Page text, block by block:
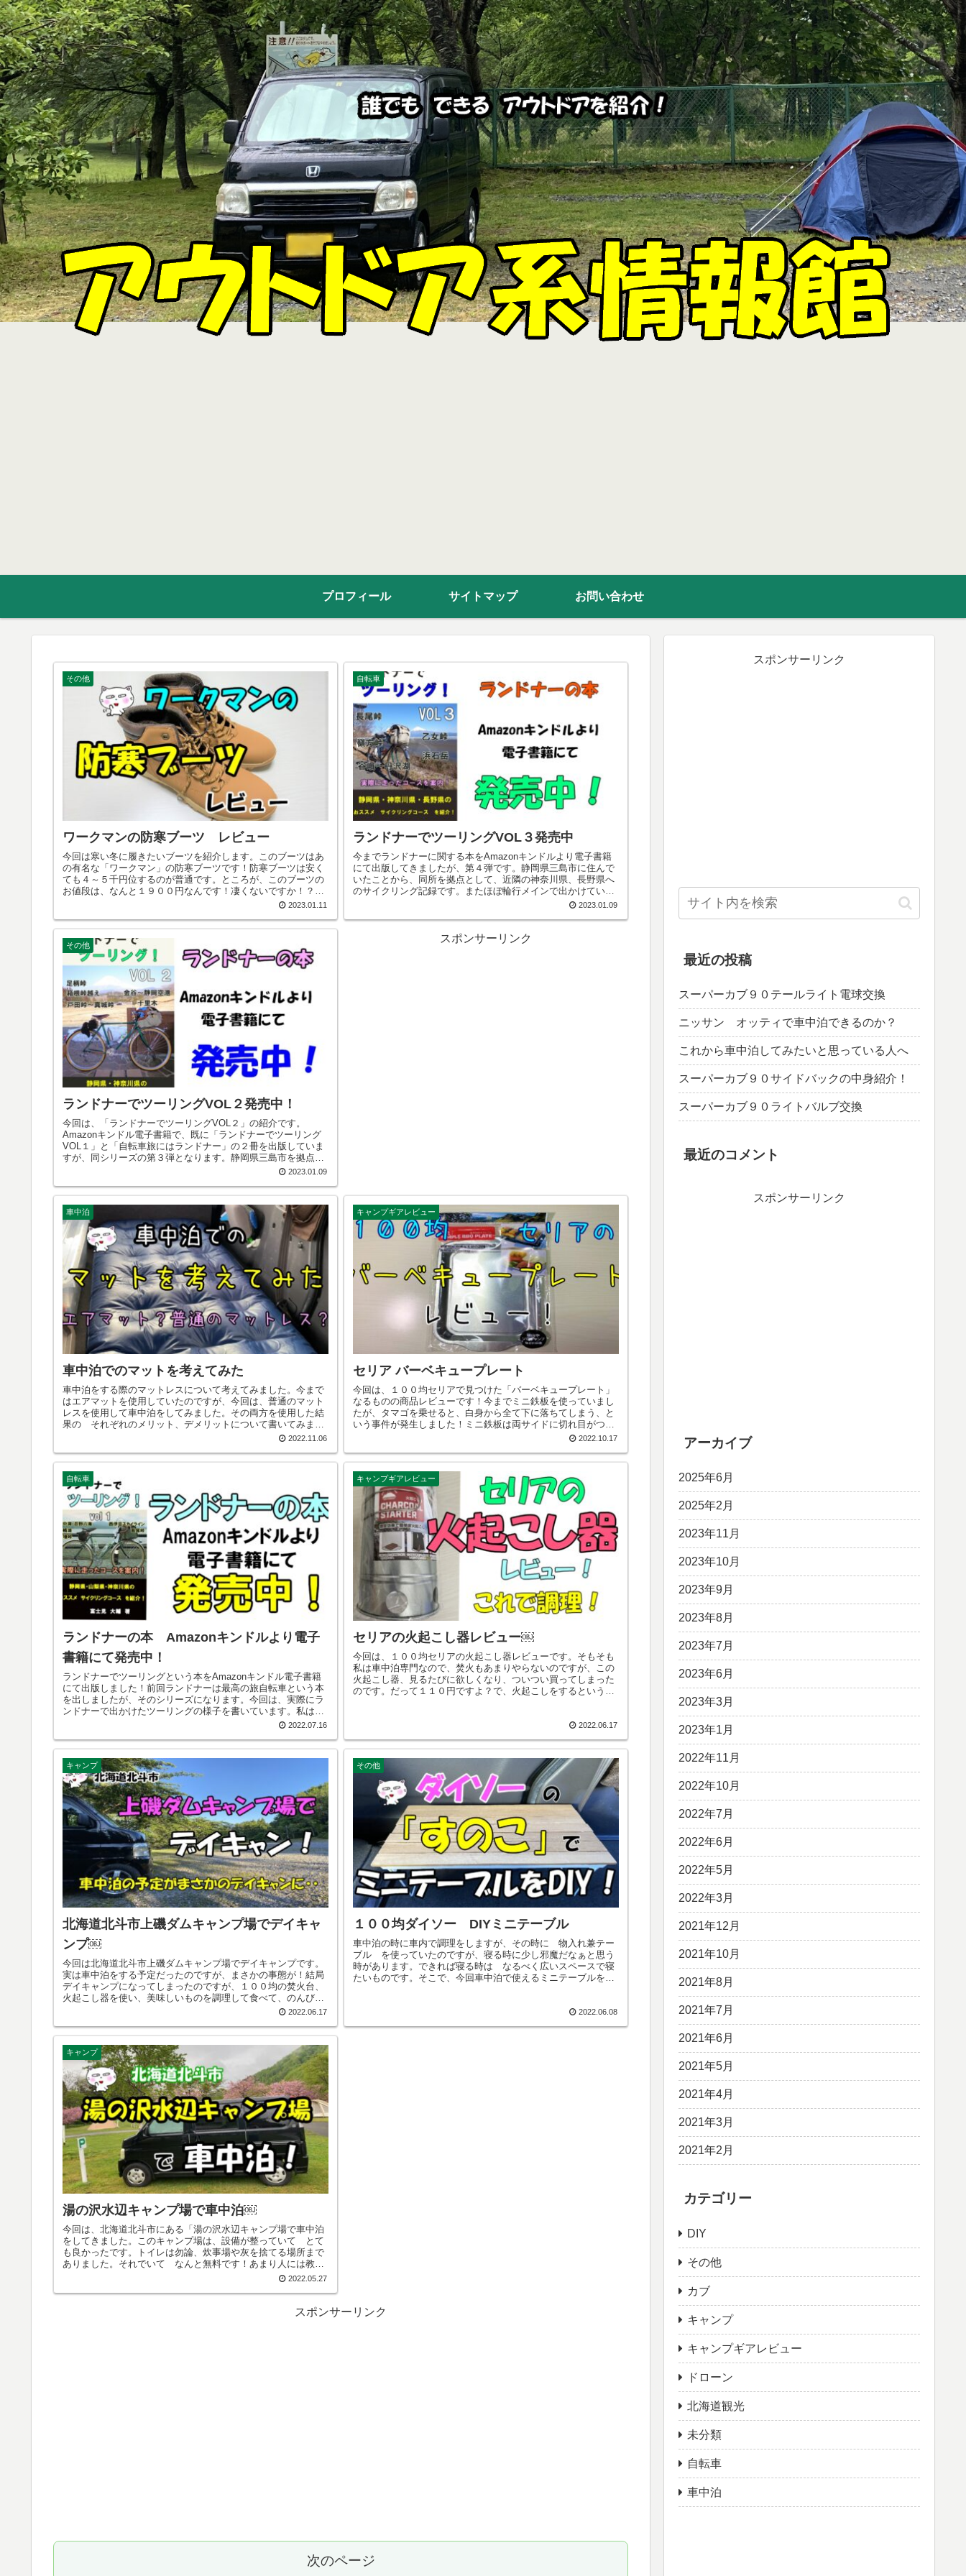
プロフィール サイトマップ お問い合わせ
その他
ワークマンの防寒ブーツ レビュー
今回は寒い冬に履きたいブーツを紹介します。このブーツはあ
の有名な「ワークマン」の防寒ブーツです！防寒ブーツは安く
ても４～５千円位するのが普通です。ところが、このブーツの
お値段は、なんと１９００円なんです！凄くないですか！？ま
あ安いだけだとダメですよね。そこで私が何故このブーツを選
2023.01.11
自転車
ランドナーでツーリングVOL３発売中
今までランドナーに関する本をAmazonキンドルより電子書籍
にて出版してきましたが、第４弾です。静岡県三島市に住んで
いたことから、同所を拠点として、近隣の神奈川県、長野県へ
のサイクリング記録です。またほぼ輪行メインで出かけていま
すので、これから輪行をしてみたいと考えている方の参考にな
プチアウトドアな感じもあります。外で食べるランチは最高で
2023.01.09
その他
ランドナーでツーリングVOL２発売中！
今回は、「ランドナーでツーリングVOL２」の紹介です。
Amazonキンドル電子書籍で、既に「ランドナーでツーリング
VOL１」と「自転車旅にはランドナー」の２冊を出版していま
すが、同シリーズの第３弾となります。静岡県三島市を拠点
に、静岡県、神奈川県にサイクリングに出かけた記録です。静
ることができました。これから輪行したいと考えている方にも
少しは参考になるかと思います。またランチはラーメンクッカ
ーでラーメンを作って食べたりコーヒーを入れて飲んだりと、
プチアウトドアのようなことをしています。外で食べるランチ
は最高です。そんなことも書いていますので、是非ご覧くださ
い。皆さまの参考になれば幸いです。
2023.01.09
スポンサーリンク
車中泊
車中泊でのマットを考えてみた
車中泊をする際のマットレスについて考えてみました。今まで
はエアマットを使用していたのですが、今回は、普通のマット
レスを使用して車中泊をしてみました。その両方を使用した結
果の それぞれのメリット、デメリットについて書いてみまし
た。どうしようか悩んでいる方に 少しでも参考になってくれ
2022.11.06
キャンプギアレビュー
セリア バーベキュープレート
今回は、１００均セリアで見つけた「バーベキュープレート」
なるものの商品レビューです！今までミニ鉄板を使っていまし
たが、タマゴを乗せると、白身から全て下に落ちてしまう、と
いう事件が発生しました！ミニ鉄板は両サイドに切れ目がつい
ているので、そこから落ちてしまうんです。ところが、このバ
大きさというものです。これなら焼きそばも作れます。なんせ
１１０円ですから。しかも薄いので、熱伝導率はとても良いで
す。このバーベキュープレート、どんな感じでしょうか。
2022.10.17
自転車
ランドナーの本 Amazonキンドルより電子
書籍にて発売中！
ランドナーでツーリングという本をAmazonキンドル電子書籍
にて出版しました！前回ランドナーは最高の旅自転車という本
を出しましたが、そのシリーズになります。今回は、実際にラ
ンドナーで出かけたツーリングの様子を書いています。私は静
岡県三島市に居住していたので、静岡県、神奈川県、山梨県の
っています。ランドナーでのんびりサイクリングして、ランチ
はメスティンとエスビットでラーメンを作って食べる。そんな
サイクリングの様子を是非ご覧ください。皆さまの参考になれ
ば幸いです。
2022.07.16
キャンプギアレビュー
セリアの火起こし器レビュー￼
今回は、１００均セリアの火起こし器レビューです。そもそも
私は車中泊専門なので、焚火もあまりやらないのですが、この
火起こし器、見るたびに欲しくなり、ついつい買ってしまった
のです。だって１１０円ですよ？で、火起こしをするというの
買った五徳を火起こし器の上に乗せてみました。なんとピッタ
2022.06.17
キャンプ
北海道北斗市上磯ダムキャンプ場でデイキャ
ンプ￼
今回は北海道北斗市上磯ダムキャンプ場でデイキャンプです。
実は車中泊をする予定だったのですが、まさかの事態が！結局
デイキャンプになってしまったのですが、１００均の焚火台、
火起こし器を使い、美味しいものを調理して食べて、のんびり
とした時間を過ごすことができました。このキャンプ場は昨年
たが、今回は完全ソロキャンです。ここは驚くなかれ、無料で
す！あまり人に言いたくないのですが、特別に教えちゃいま
す！なんて。皆さまの参考になれば幸いです。
2022.06.17
その他
１００均ダイソー DIYミニテーブル
車中泊の時に車内で調理をしますが、その時に 物入れ兼テー
ブル を使っていたのですが、寝る時に少し邪魔だなぁと思う
時があります。できれば寝る時は なるべく広いスペースで寝
たいものです。そこで、今回車中泊で使えるミニテーブルを自
１００均ダイソーの「すのこ」と「積み重ね整理棚」を使っ
2022.06.08
キャンプ
湯の沢水辺キャンプ場で車中泊￼
今回は、北海道北斗市にある「湯の沢水辺キャンプ場で車中泊
をしてきました。このキャンプ場は、設備が整っていて とて
も良かったです。トイレは勿論、炊事場や灰を捨てる場所まで
ありました。それでいて なんと無料です！あまり人には教え
たくないキャンプ場です。もう今回は特別に教えますね。2022.05.27
スポンサーリンク
次のページ
スポンサーリンク
最近の投稿
スーパーカブ９０テールライト電球交換
ニッサン オッティで車中泊できるのか？
これから車中泊してみたいと思っている人へ
スーパーカブ９０サイドバックの中身紹介！
スーパーカブ９０ライトバルブ交換
最近のコメント
スポンサーリンク
アーカイブ
2025年6月
2025年2月
2023年11月
2023年10月
2023年9月
2023年8月
2023年7月
2023年6月
2023年3月
2023年1月
2022年11月
2022年10月
2022年7月
2022年6月
2022年5月
2022年3月
2021年12月
2021年10月
2021年8月
2021年7月
2021年6月
2021年5月
2021年4月
2021年3月
2021年2月
カテゴリー
DIY
その他
カブ
キャンプ
キャンプギアレビュー
ドローン
北海道観光
未分類
自転車
車中泊